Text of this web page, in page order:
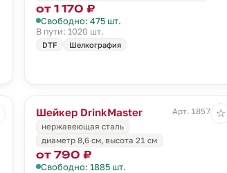
от 1 170 ₽
Свободно: 475 шт.
В пути: 1020 шт.
DTF Шелкография
Шейкер DrinkMaster
Арт. 18574.00
нержавеющая сталь
диаметр 8,6 см, высота 21 см
от 790 ₽
Свободно: 1885 шт.
☆